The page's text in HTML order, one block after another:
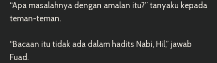
“Apa masalahnya dengan amalan itu?” tanyaku kepada
teman-teman.
“Bacaan itu tidak ada dalam hadits Nabi, Hil,” jawab
Fuad.